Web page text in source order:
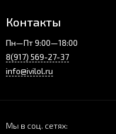
Контакты
Пн—Пт 9:00—18:00
8(917) 569-27-37
info@ivilol.ru
Мы в соц. сетях